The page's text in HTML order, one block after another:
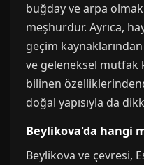
buğday ve arpa
meşhurdur. Ayrıca,
geçim
ve geleneksel mutfak
bilinen
doğal yapısıyla da
Beylikova'da hangi
Beylikova ve çevresi,